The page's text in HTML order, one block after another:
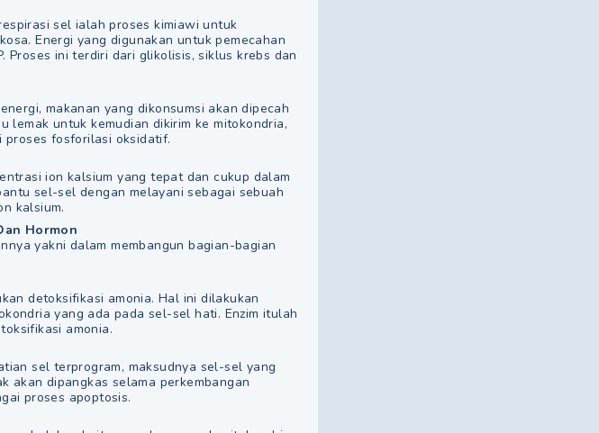
sel ialah proses kimiawi untuk
Energi yang digunakan untuk pemecahan
Proses ini terdiri dari glikolisis, siklus krebs dan
makanan yang dikonsumsi akan dipecah
untuk kemudian dikirim ke mitokondria,
proses fosforilasi oksidatif.
ion kalsium yang tepat dan cukup dalam
sel-sel dengan melayani sebagai sebuah
kalsium.
Hormon
yakni dalam membangun bagian-bagian
detoksifikasi amonia. Hal ini dilakukan
yang ada pada sel-sel hati. Enzim itulah
amonia.
sel terprogram, maksudnya sel-sel yang
akan dipangkas selama perkembangan
proses apoptosis.